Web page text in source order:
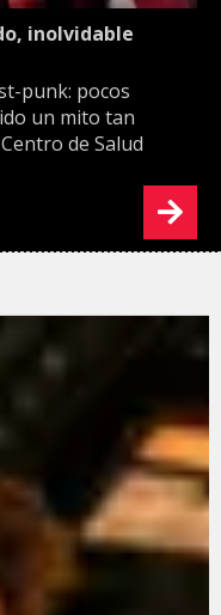
inolvidable
punk: pocos
un mito tan
de Salud